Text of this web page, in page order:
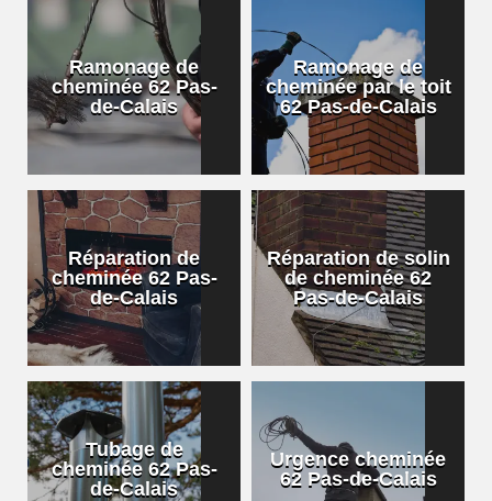
Ramonage de
cheminée 62 Pas-
de-Calais
Ramonage de
cheminée par le toit
62 Pas-de-Calais
Réparation de
cheminée 62 Pas-
de-Calais
Réparation de solin
de cheminée 62
Pas-de-Calais
Tubage de
cheminée 62 Pas-
de-Calais
Urgence cheminée
62 Pas-de-Calais